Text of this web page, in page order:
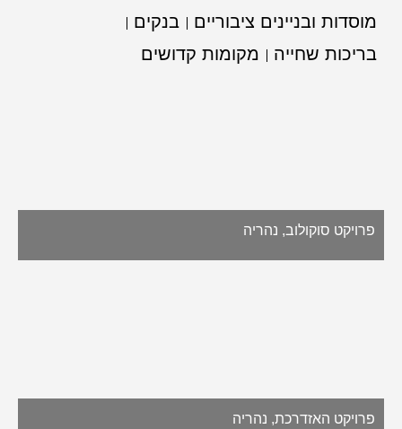
מוסדות ובניינים ציבוריים
בנקים
בריכות שחייה
מקומות קדושים
פרויקט סוקולוב, נהריה
פרויקט האזדרכת, נהריה